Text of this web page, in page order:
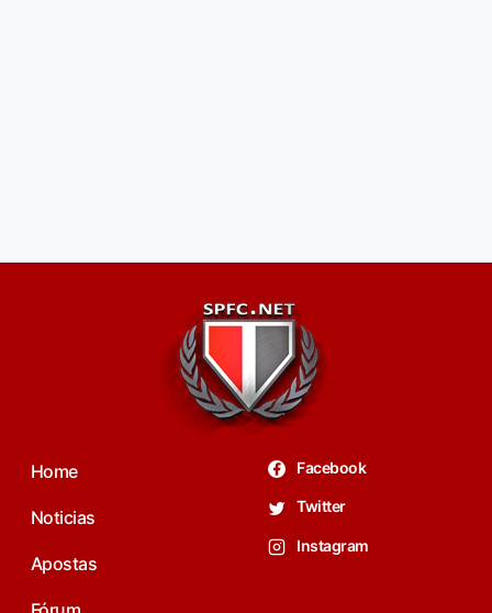
Home
Noticias
Apostas
Facebook
Twitter
Instagram